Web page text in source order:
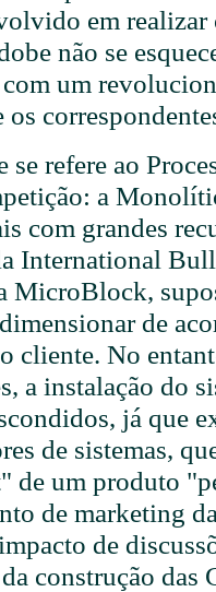
em realizar
não se
com um
os
se refere ao
a
com grandes
International
MicroBlock,
de
cliente. No
a instalação do
já que
de sistemas,
de um produto
de marketing
de
construção das